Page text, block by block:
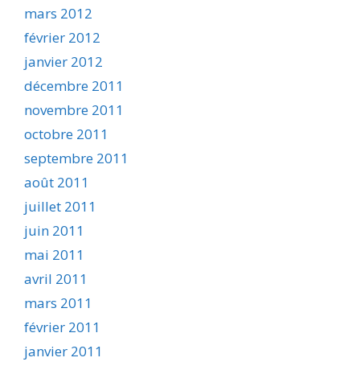
mars 2012
février 2012
janvier 2012
décembre 2011
novembre 2011
octobre 2011
septembre 2011
août 2011
juillet 2011
juin 2011
mai 2011
avril 2011
mars 2011
février 2011
janvier 2011